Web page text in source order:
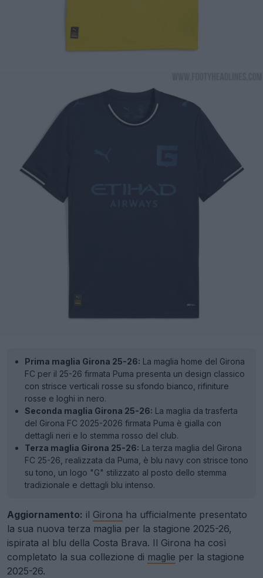
Prima maglia Girona 25-26: La maglia home del Girona
FC per il 25-26 firmata Puma presenta un design classico
con strisce verticali rosse su sfondo bianco, rifiniture
rosse e loghi in nero.
Seconda maglia Girona 25-26: La maglia da trasferta
del Girona FC 2025-2026 firmata Puma è gialla con
dettagli neri e lo stemma rosso del club.
Terza maglia Girona 25-26: La terza maglia del Girona
FC 25-26, realizzata da Puma, è blu navy con strisce tono
su tono, un logo "G" stilizzato al posto dello stemma
tradizionale e dettagli blu intenso.
Aggiornamento: il Girona ha ufficialmente presentato
la sua nuova terza maglia per la stagione 2025-26,
ispirata al blu della Costa Brava. Il Girona ha così
completato la sua collezione di maglie per la stagione
2025-26.